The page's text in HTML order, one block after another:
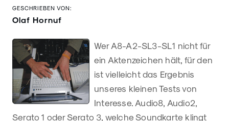
GESCHRIEBEN VON:
Olaf Hornuf
Wer A8-A2-SL3-SL1 nicht für
ein Aktenzeichen hält, für den
ist vielleicht das Ergebnis
unseres kleinen Tests von
Interesse. Audio8, Audio2,
Serato 1 oder Serato 3, welche Soundkarte klingt